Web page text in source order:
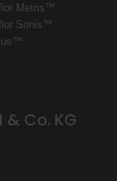
Metris™
Sonis™
Co. KG